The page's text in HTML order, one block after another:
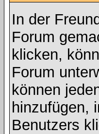
In der
Forum
klicken,
Forum
können
hinzufügen,
Benutzers